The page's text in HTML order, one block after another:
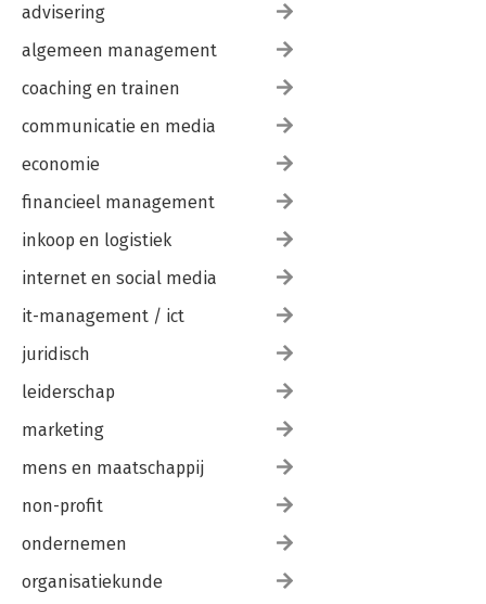
advisering
algemeen management
coaching en trainen
communicatie en media
economie
financieel management
inkoop en logistiek
internet en social media
it-management / ict
juridisch
leiderschap
marketing
mens en maatschappij
non-profit
ondernemen
organisatiekunde